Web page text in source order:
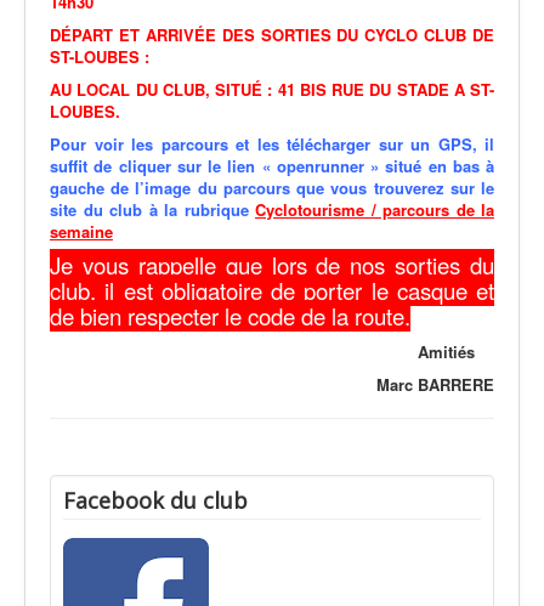
DÉPART ET ARRIVÉE DES SORTIES DU CYCLO CLUB DE
ST-LOUBES :
AU LOCAL DU CLUB, SITUÉ : 41 BIS RUE DU STADE A ST-
LOUBES.
Pour voir les parcours et les télécharger sur un GPS, il
suffit de cliquer sur le lien « openrunner » situé en bas à
gauche de l’image du parcours que vous trouverez sur le
site du club à la rubrique Cyclotourisme / parcours de la
semaine
Je vous rappelle que lors de nos sorties du
club, il est obligatoire de porter le casque et
de bien respecter le code de la route.
Amitiés
Marc BARRERE
Facebook du club